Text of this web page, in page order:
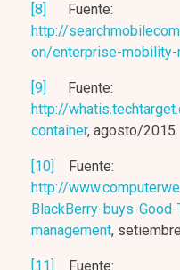
[8]
Fuente:
http://
on/enterprise-mobility-
[9]
Fuente:
http://
container, agosto/2015
[10]
Fuente:
http://
BlackBerry-buys-
management,
[11]
Fuente: